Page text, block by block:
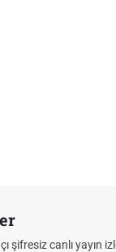
şifresiz canlı yayın